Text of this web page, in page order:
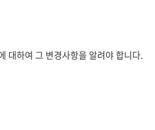
대하여 그 변경사항을 알려야 합니다.